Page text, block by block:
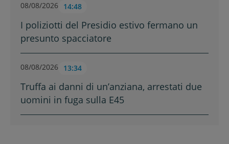
08/08/2026 14:48
I poliziotti del Presidio estivo fermano un
presunto spacciatore
08/08/2026 13:34
Truffa ai danni di un’anziana, arrestati due
uomini in fuga sulla E45